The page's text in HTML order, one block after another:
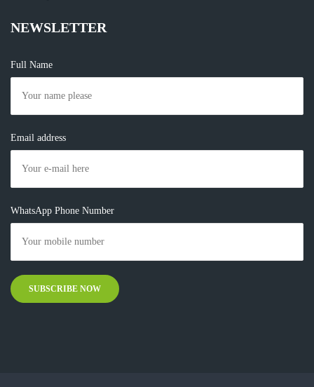
NEWSLETTER
Full Name
Email address
WhatsApp Phone Number